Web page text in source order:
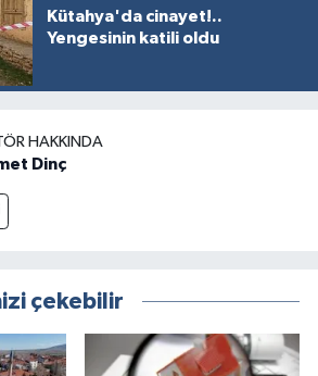
Kütahya'da cinayet!..
Yengesinin katili oldu
HAKKINDA
Dinç
çekebilir